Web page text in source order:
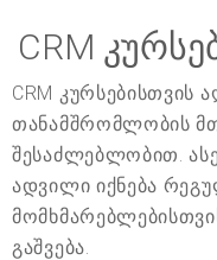
CRM
CRM კურსებისთვის
თანამშრომლობის
შესაძლებლობით.
ადვილი იქნება
გაშვება.